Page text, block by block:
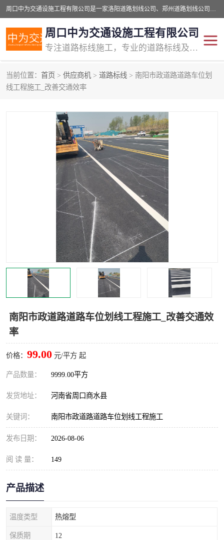
周口中为交通设施工程有限公司是一家洛阳道路划线公司、郑州道路划线公司、平顶山道路车位划线公司、开封车位划线公司、许昌道路车位划线公司、漯河道路车位划线公司，公司始终坚持“诚信、匠心、专注”的宗旨；我们的经营理念是：的服务。
周口中为交通设施工程有限公司
专注道路标线施工，专业的道路标线及交通设施施工服务商!
当前位置： 首页 > 供应商机 > 道路标线 > 南阳市政道路道路车位划
线工程施工_改善交通效率
南阳市政道路道路车位划线工程施工_改善交通效
率
价格： 99.00 元/平方 起
产品数量： 9999.00平方
发货地址： 河南省周口商水县
关键词： 南阳市政道路道路车位划线工程施工
发布日期： 2026-08-06
阅 读 量： 149
产品描述
温度类型 热熔型
保质期 12
交通道路标线
道路标线划线 马路标线
道路划线